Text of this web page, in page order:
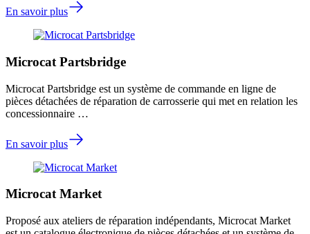
En savoir plus
Microcat Partsbridge
Microcat Partsbridge est un système de commande en ligne de
pièces détachées de réparation de carrosserie qui met en relation les
concessionnaire …
En savoir plus
Microcat Market
Proposé aux ateliers de réparation indépendants, Microcat Market